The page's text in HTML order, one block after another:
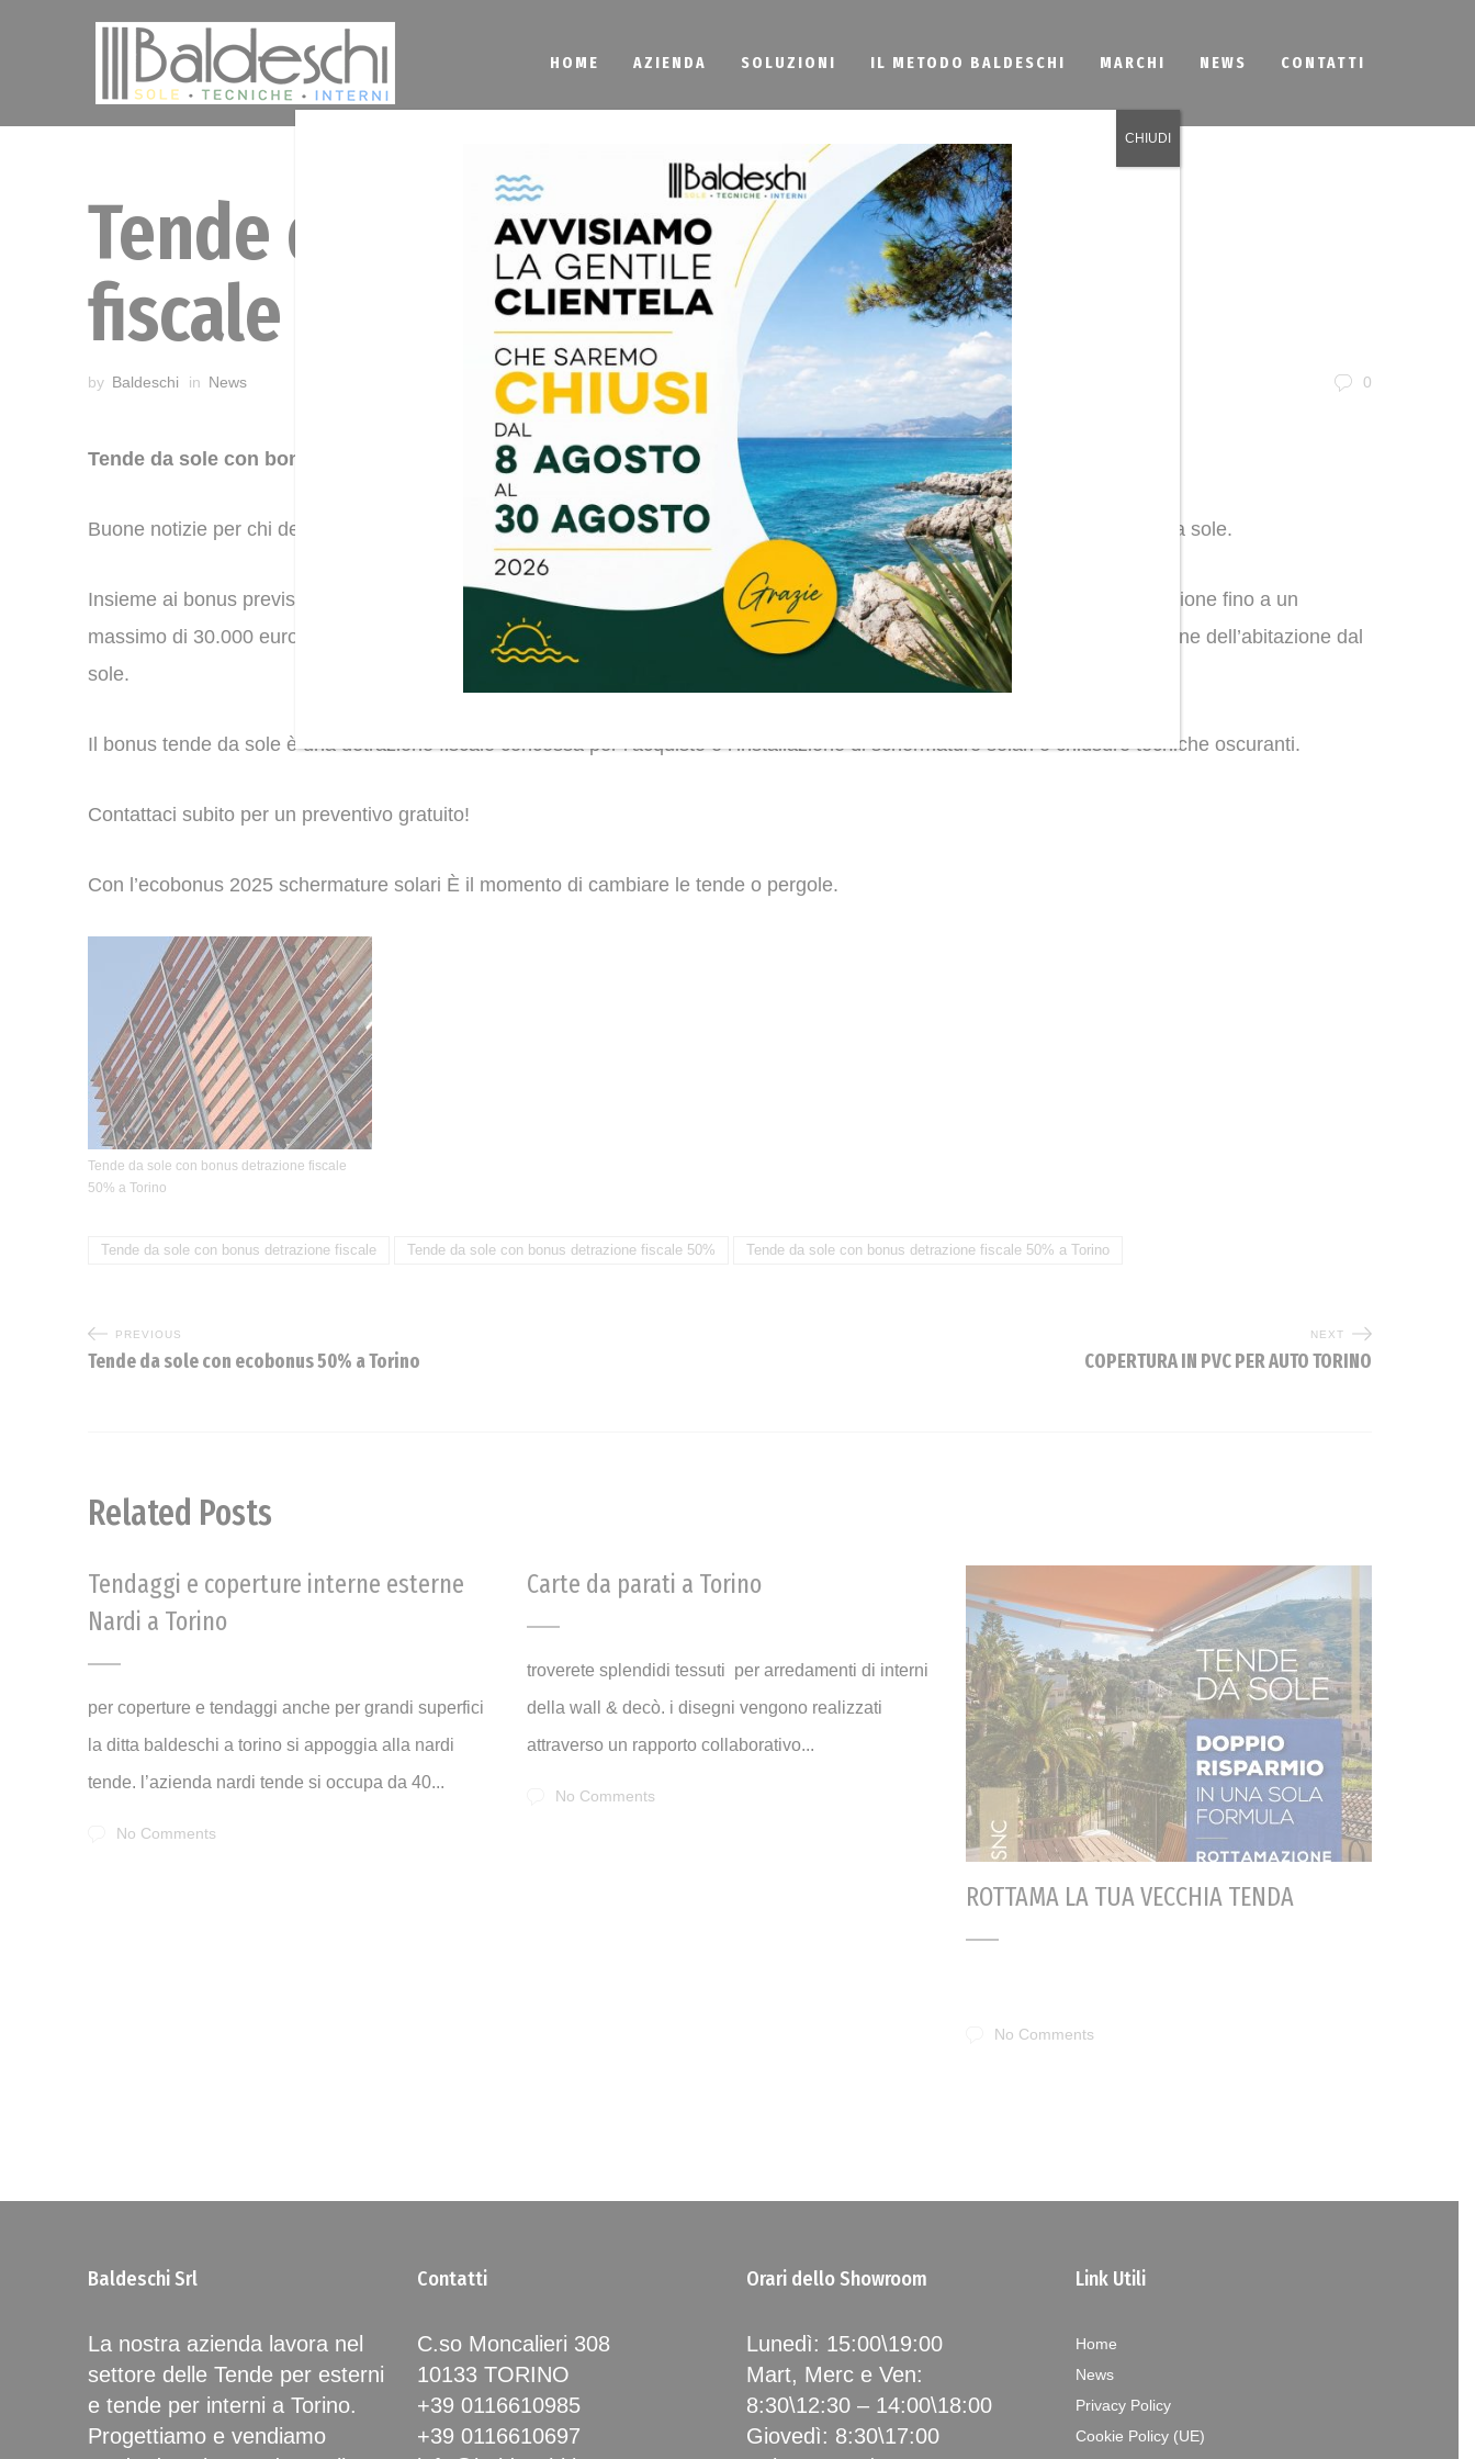
HOME AZIENDA SOLUZIONI IL METODO BALDESCHI MARCHI NEWS CONTATTI
Tende da sole con bonus detrazione
fiscale 50% a Torino
by Baldeschi in News 0
Tende da sole con bonus detrazione fiscale 50% a Torino
Buone notizie per chi deve cambiare le tende o le schermature solari. Nel 2025 infatti è possibile usufruire del bonus tende da sole.
Insieme ai bonus previsti per la ristrutturazione edilizia e l’efficientamento energetico, si potrà infatti ottenere questa agevolazione fino a un
massimo di 30.000 euro valida per l’acquisto e l’installazione di schermature solari o chiusure oscuranti volte a proteggere zone dell’abitazione dal
sole.
Il bonus tende da sole è una detrazione fiscale concessa per l’acquisto e l’installazione di schermature solari o chiusure tecniche oscuranti.
Contattaci subito per un preventivo gratuito!
Con l’ecobonus 2025 schermature solari È il momento di cambiare le tende o pergole.
Tende da sole con bonus detrazione fiscale
50% a Torino
Tende da sole con bonus detrazione fiscale Tende da sole con bonus detrazione fiscale 50% Tende da sole con bonus detrazione fiscale 50% a Torino
PREVIOUS
Tende da sole con ecobonus 50% a Torino
NEXT
COPERTURA IN PVC PER AUTO TORINO
Related Posts
Tendaggi e coperture interne esterne
Nardi a Torino
per coperture e tendaggi anche per grandi superfici
la ditta baldeschi a torino si appoggia alla nardi
tende. l’azienda nardi tende si occupa da 40...
No Comments
Carte da parati a Torino
troverete splendidi tessuti per arredamenti di interni
della wall & decò. i disegni vengono realizzati
attraverso un rapporto collaborativo...
No Comments
ROTTAMA LA TUA VECCHIA TENDA
No Comments
Baldeschi Srl
La nostra azienda lavora nel
settore delle Tende per esterni
e tende per interni a Torino.
Progettiamo e vendiamo
Contatti
C.so Moncalieri 308
10133 TORINO
+39 0116610985
+39 0116610697
Orari dello Showroom
Lunedì: 15:00\19:00
Mart, Merc e Ven:
8:30\12:30 – 14:00\18:00
Giovedì: 8:30\17:00
Link Utili
Home
News
Privacy Policy
Cookie Policy (UE)
CHIUDI